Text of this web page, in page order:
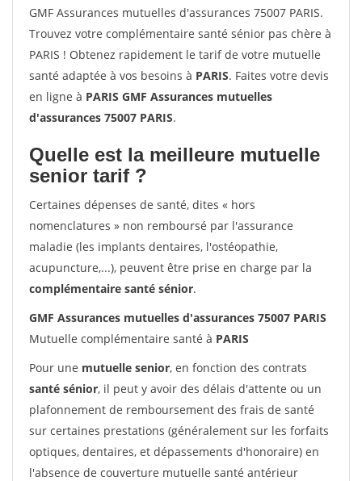
GMF Assurances mutuelles d'assurances 75007 PARIS.
Trouvez votre complémentaire santé sénior pas chère à
PARIS ! Obtenez rapidement le tarif de votre mutuelle
santé adaptée à vos besoins à PARIS. Faites votre devis
en ligne à PARIS GMF Assurances mutuelles
d'assurances 75007 PARIS.
Quelle est la meilleure mutuelle
senior tarif ?
Certaines dépenses de santé, dites « hors
nomenclatures » non remboursé par l'assurance
maladie (les implants dentaires, l'ostéopathie,
acupuncture,...), peuvent être prise en charge par la
complémentaire santé sénior.
GMF Assurances mutuelles d'assurances 75007 PARIS
Mutuelle complémentaire santé à PARIS
Pour une mutuelle senior, en fonction des contrats
santé sénior, il peut y avoir des délais d'attente ou un
plafonnement de remboursement des frais de santé
sur certaines prestations (généralement sur les forfaits
optiques, dentaires, et dépassements d'honoraire) en
l'absence de couverture mutuelle santé antérieur